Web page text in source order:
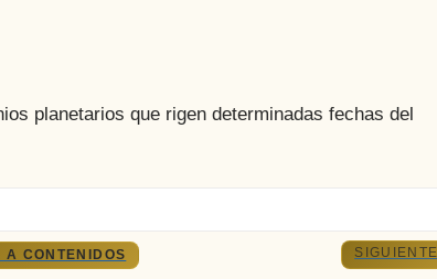
planetarios que rigen determinadas fechas del
A CONTENIDOS SIGUIENTE